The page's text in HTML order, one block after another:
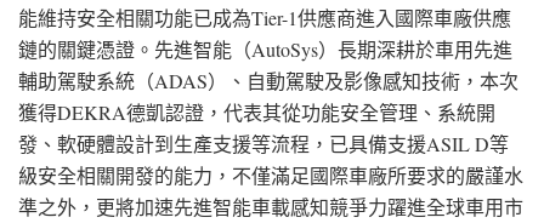
能維持安全相關功能已成為Tier-1供應商進入國際車廠供應
鏈的關鍵憑證。先進智能（AutoSys）長期深耕於車用先進
輔助駕駛系統（ADAS）、自動駕駛及影像感知技術，本次
獲得DEKRA德凱認證，代表其從功能安全管理、系統開
發、軟硬體設計到生產支援等流程，已具備支援ASIL D等
級安全相關開發的能力，不僅滿足國際車廠所要求的嚴謹水
準之外，更將加速先進智能車載感知競爭力躍進全球車用市